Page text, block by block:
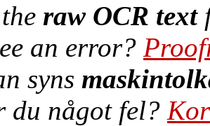
raw OCR text
an error?
syns
du något fel?